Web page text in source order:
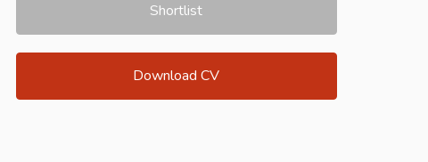
Shortlist
Download CV